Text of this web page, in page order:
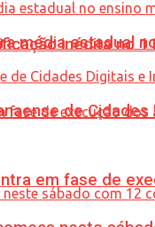
inédita no
em fase de
média estadual
de